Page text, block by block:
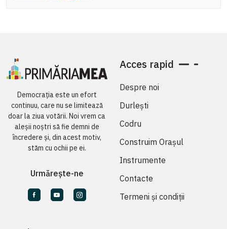
Democrația este un efort
continuu, care nu se limitează
doar la ziua votării. Noi vrem ca
aleșii noștri să fie demni de
încredere și, din acest motiv,
stăm cu ochii pe ei.
Urmărește-ne
Acces rapid
Despre noi
Durlești
Codru
Construim Orașul
Instrumente
Contacte
Termeni și condiții